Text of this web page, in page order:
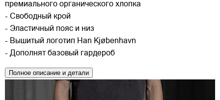
премиального органического хлопка
- Свободный крой
- Эластичный пояс и низ
- Вышитый логотип Han Kjøbenhavn
- Дополнят базовый гардероб
Полное описание и детали